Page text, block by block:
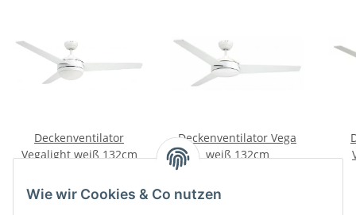
Wie wir Cookies & Co nutzen
Deckenventilator
Vegalight weiß 132cm
Deckenventilator Vega
weiß 132cm